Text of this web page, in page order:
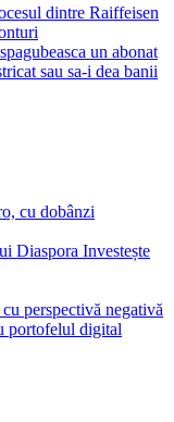
dintre Raiffeisen
un abonat
sau sa-i dea banii
cu dobânzi
Diaspora Investește
perspectivă negativă
portofelul digital